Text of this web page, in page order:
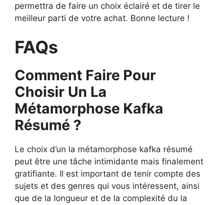
permettra de faire un choix éclairé et de tirer le
meilleur parti de votre achat. Bonne lecture !
FAQs
Comment Faire Pour
Choisir Un La
Métamorphose Kafka
Résumé ?
Le choix d’un la métamorphose kafka résumé
peut être une tâche intimidante mais finalement
gratifiante. Il est important de tenir compte des
sujets et des genres qui vous intéressent, ainsi
que de la longueur et de la complexité du la